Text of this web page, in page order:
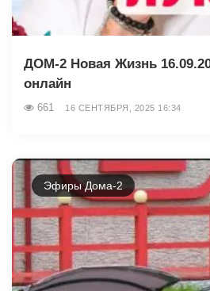
ДОМ-2 Новая Жизнь
онлайн
661 16 СЕНТЯБРЯ, 2025 16:34
Эфиры Дома-2